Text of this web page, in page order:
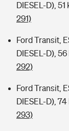
DIESEL-D),
291)
Ford Transit,
DIESEL-D),
292)
Ford Transit,
DIESEL-D),
293)